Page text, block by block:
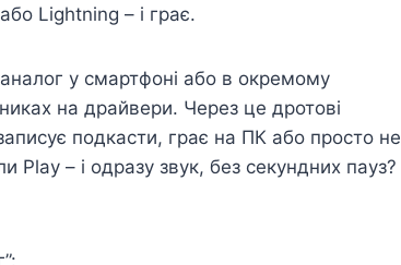
Lightning – і грає.
у смартфоні або в окремому
на драйвери. Через це дротові
подкасти, грає на ПК або просто не
Play – і одразу звук, без секундних пауз?